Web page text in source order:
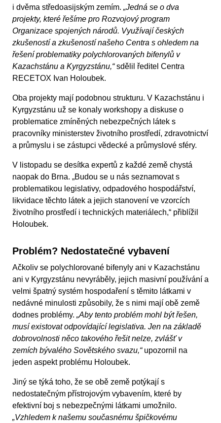
i dvěma středoasijským zemím. „Jedná se o dva
projekty, které řešíme pro Rozvojový program
Organizace spojených národů. Využívají českých
zkušeností a zkušeností našeho Centra s ohledem na
řešení problematiky polychlorovaných bifenylů v
Kazachstánu a Kyrgyzstánu,“sdělil ředitel Centra
RECETOX Ivan Holoubek.
Oba projekty mají podobnou strukturu. V Kazachstánu i
Kyrgyzstánu už se konaly workshopy a diskuse o
problematice zmíněných nebezpečných látek s
pracovníky ministerstev životního prostředí, zdravotnictví
a průmyslu i se zástupci vědecké a průmyslové sféry.
V listopadu se desítka expertů z každé země chystá
naopak do Brna. „Budou se u nás seznamovat s
problematikou legislativy, odpadového hospodářství,
likvidace těchto látek a jejich stanovení ve vzorcích
životního prostředí i technických materiálech,“ přiblížil
Holoubek.
Problém? Nedostatečné vybavení
Ačkoliv se polychlorované bifenyly ani v Kazachstánu
ani v Kyrgyzstánu nevyráběly, jejich masivní používání a
velmi špatný systém hospodaření s těmito látkami v
nedávné minulosti způsobily, že s nimi mají obě země
dodnes problémy. „Aby tento problém mohl být řešen,
musí existovat odpovídající legislativa. Jen na základě
dobrovolnosti něco takového řešit nelze, zvlášť v
zemích bývalého Sovětského svazu,“upozornil na
jeden aspekt problému Holoubek.
Jiný se týká toho, že se obě země potýkají s
nedostatečným přístrojovým vybavením, které by
efektivní boj s nebezpečnými látkami umožnilo.
„Vzhledem k našemu současnému špičkovému